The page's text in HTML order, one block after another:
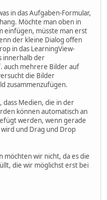
in das Aufgaben-Formular,
Möchte man oben in
einfügen, müsste man erst
der kleine Dialog offen
in das LearningView-
innerhalb der
auch mehrere Bilder auf
die Bilder
zusammenzufügen.
dass Medien, die in der
können automatisch an
werden, wenn gerade
und Drag und Drop
möchten wir nicht, da es die
die wir möglichst erst bei